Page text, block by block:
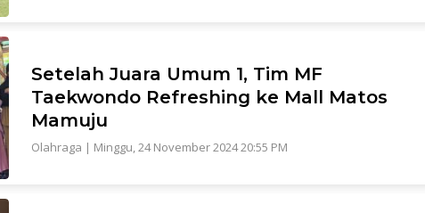
Setelah Juara Umum 1, Tim MF
Taekwondo Refreshing ke Mall Matos
Mamuju
Olahraga | Minggu, 24 November 2024 20:55 PM